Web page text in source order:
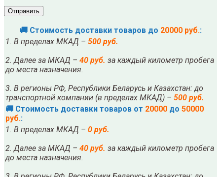
🚚 Стоимость доставки товаров до 20000 руб.:
1. В пределах МКАД – 500 руб.
2. Далее за МКАД – 40 руб. за каждый километр пробега
до места назначения.
3. В регионы РФ, Республики Беларусь и Казахстан: до
транспортной компании (в пределах МКАД) – 500 руб.
🚚 Стоимость доставки товаров от 20000 до 50000
руб.:
1. В пределах МКАД – 0 руб.
2. Далее за МКАД – 40 руб. за каждый километр пробега
до места назначения.